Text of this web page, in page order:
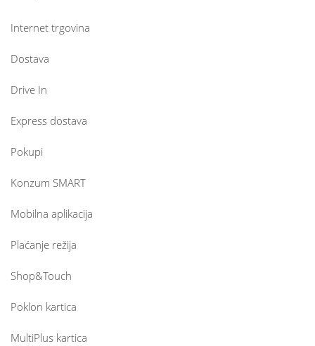
Internet trgovina
Dostava
Drive In
Express dostava
Pokupi
Konzum SMART
Mobilna aplikacija
Plaćanje režija
Shop&Touch
Poklon kartica
MultiPlus kartica